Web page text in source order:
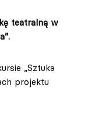
teatralną w
„Sztuka
projektu